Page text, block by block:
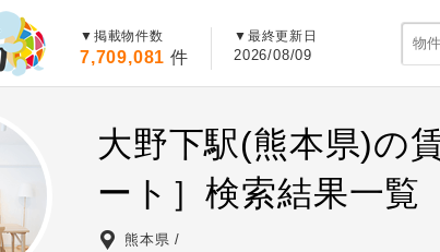
▼掲載物件数
7,709,081 件
▼最終更新日
2026/08/09
大野下駅(熊本県)の
ート］検索結果一覧
熊本県